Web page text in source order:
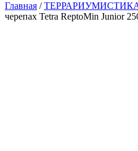
Главная /
черепах Tetra ReptoMin Junior